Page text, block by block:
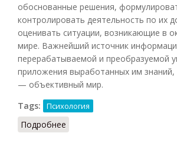
обоснованные решения,
контролировать деятельность по их
оценивать ситуации, возникающие в
мире. Важнейший источник
перерабатываемой и преобразуемой
приложения выработанных им
— объективный мир.
Tags:
Психология
Подробнее